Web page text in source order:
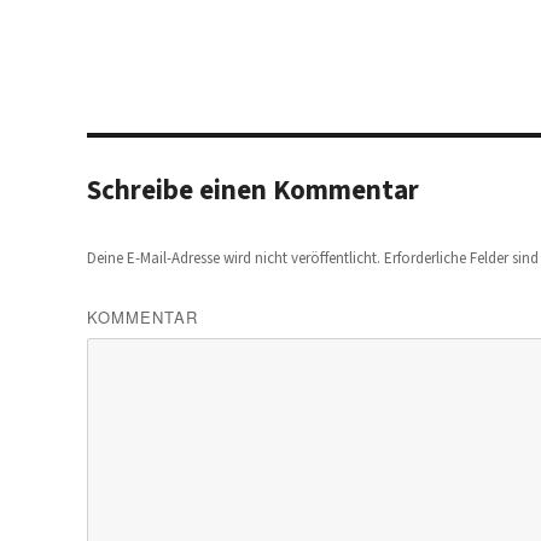
Schreibe einen Kommentar
Deine E-Mail-Adresse wird nicht veröffentlicht. Erforderliche Felder
KOMMENTAR